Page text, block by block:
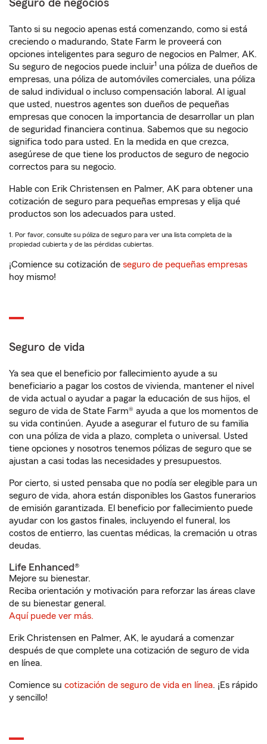
Seguro de negocios
Tanto si su negocio apenas está comenzando, como si está
creciendo o madurando, State Farm le proveerá con
opciones inteligentes para seguro de negocios en Palmer, AK.
Su seguro de negocios puede incluir1 una póliza de dueños de
empresas, una póliza de automóviles comerciales, una póliza
de salud individual o incluso compensación laboral. Al igual
que usted, nuestros agentes son dueños de pequeñas
empresas que conocen la importancia de desarrollar un plan
de seguridad financiera continua. Sabemos que su negocio
significa todo para usted. En la medida en que crezca,
asegúrese de que tiene los productos de seguro de negocio
correctos para su negocio.
Hable con Erik Christensen en Palmer, AK para obtener una
cotización de seguro para pequeñas empresas y elija qué
productos son los adecuados para usted.
1. Por favor, consulte su póliza de seguro para ver una lista completa de la
propiedad cubierta y de las pérdidas cubiertas.
¡Comience su cotización de seguro de pequeñas empresas
hoy mismo!
Seguro de vida
Ya sea que el beneficio por fallecimiento ayude a su
beneficiario a pagar los costos de vivienda, mantener el nivel
de vida actual o ayudar a pagar la educación de sus hijos, el
seguro de vida de State Farm® ayuda a que los momentos de
su vida continúen. Ayude a asegurar el futuro de su familia
con una póliza de vida a plazo, completa o universal. Usted
tiene opciones y nosotros tenemos pólizas de seguro que se
ajustan a casi todas las necesidades y presupuestos.
Por cierto, si usted pensaba que no podía ser elegible para un
seguro de vida, ahora están disponibles los Gastos funerarios
de emisión garantizada. El beneficio por fallecimiento puede
ayudar con los gastos finales, incluyendo el funeral, los
costos de entierro, las cuentas médicas, la cremación u otras
deudas.
Life Enhanced®
Mejore su bienestar.
Reciba orientación y motivación para reforzar las áreas clave
de su bienestar general.
Aquí puede ver más.
Erik Christensen en Palmer, AK, le ayudará a comenzar
después de que complete una cotización de seguro de vida
en línea.
Comience su cotización de seguro de vida en línea. ¡Es rápido
y sencillo!